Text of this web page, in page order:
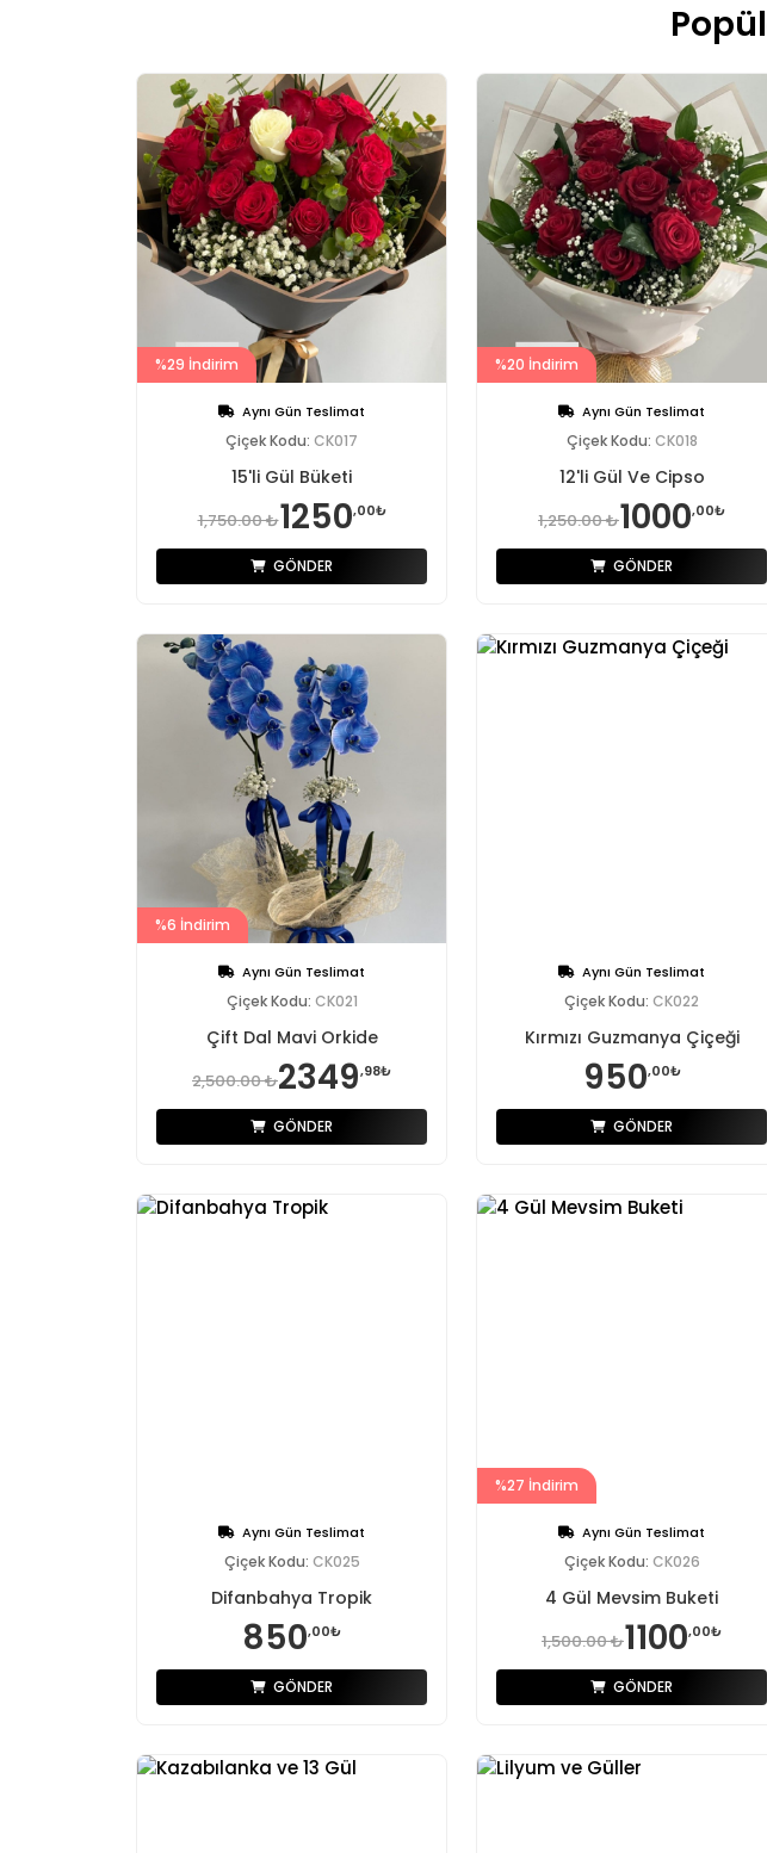
%29 İndirim
Aynı Gün Teslimat
Çiçek Kodu: CK017
15'li Gül Büketi
1,750.00 ₺1250,00₺
GÖNDER
%20 İndirim
Aynı Gün Teslimat
Çiçek Kodu: CK018
12'li Gül Ve Cipso
1,250.00 ₺1000,00₺
GÖNDER
%6 İndirim
Aynı Gün Teslimat
Çiçek Kodu: CK021
Çift Dal Mavi Orkide
2,500.00 ₺2349,98₺
GÖNDER
Aynı Gün Teslimat
Çiçek Kodu: CK022
Kırmızı Guzmanya Çiçeği
950,00₺
GÖNDER
Aynı Gün Teslimat
Çiçek Kodu: CK025
Difanbahya Tropik
850,00₺
GÖNDER
%27 İndirim
Aynı Gün Teslimat
Çiçek Kodu: CK026
4 Gül Mevsim Buketi
1,500.00 ₺1100,00₺
GÖNDER